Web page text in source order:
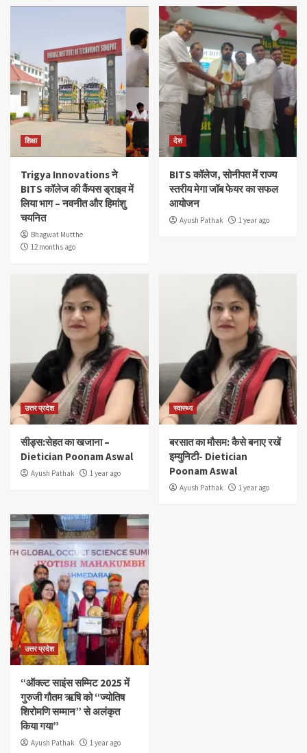
शिक्षा
Trigya Innovations ने
BITS कॉलेज की कैंपस ड्राइव में
लिया भाग – नवनीत और हिमांशु
चयनित
Bhagwat Mutthe
12 months ago
देश
BITS कॉलेज, सोनीपत में राज्य
स्तरीय मेगा जॉब फेयर का सफल
आयोजन
Ayush Pathak 1 year ago
उत्तर प्रदेश
सीड्स:सेहत का खजाना –
Dietician Poonam Aswal
Ayush Pathak 1 year ago
स्वास्थ्य
बरसात का मौसम: कैसे बनाए रखें
इम्युनिटी- Dietician
Poonam Aswal
Ayush Pathak 1 year ago
उत्तर प्रदेश
“ऑक्ल्ट साइंस सम्मिट 2025 में
गुरुजी गौतम ऋषि को “ज्योतिष
शिरोमणि सम्मान” से अलंकृत
किया गया”
Ayush Pathak 1 year ago